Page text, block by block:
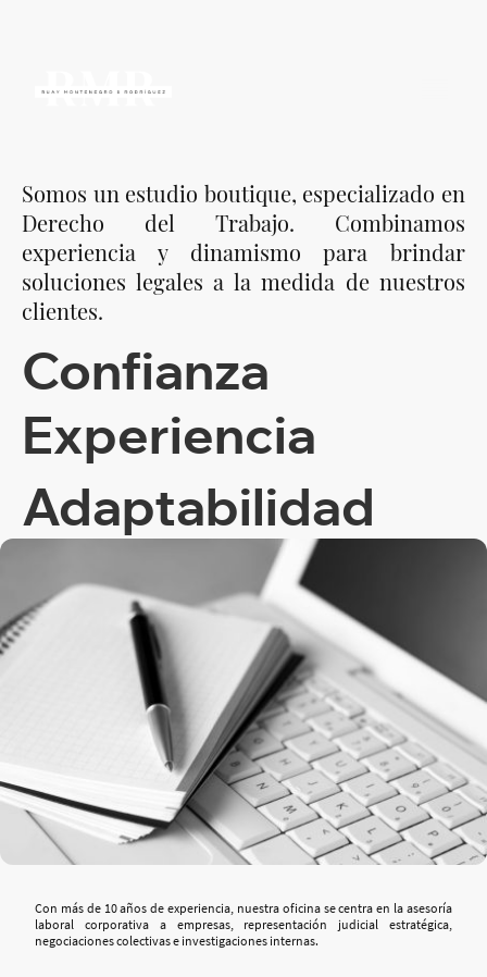
Confianza
Experiencia
Adaptabilidad
Somos un estudio boutique, especializado en
Derecho del Trabajo. Combinamos
experiencia y dinamismo para brindar
soluciones legales a la medida de nuestros
clientes.
Con más de 10 años de experiencia, nuestra oficina se centra en la asesoría
laboral corporativa a empresas, representación judicial estratégica,
negociaciones colectivas e investigaciones internas.